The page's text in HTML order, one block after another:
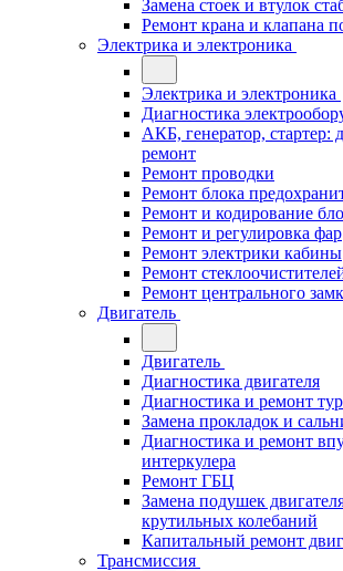
Замена стоек и втулок
Ремонт крана и клапана
Электрика и электроника
Электрика и электроника
Диагностика
АКБ, генератор, стартер:
ремонт
Ремонт проводки
Ремонт блока
Ремонт и кодирование
Ремонт и регулировка фар
Ремонт электрики кабины
Ремонт
Ремонт центрального
Двигатель
Двигатель
Диагностика двигателя
Диагностика и ремонт
Замена прокладок и
Диагностика и ремонт
интеркулера
Ремонт ГБЦ
Замена подушек
крутильных колебаний
Капитальный ремонт
Трансмиссия